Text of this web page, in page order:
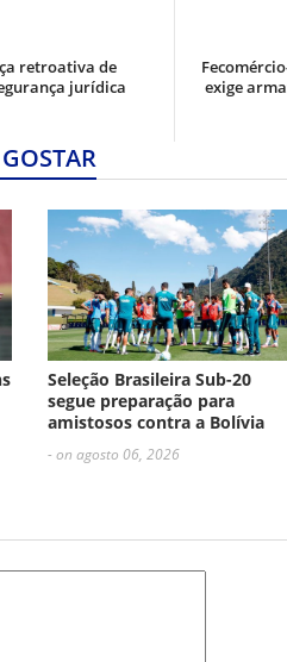
retroativa de
jurídica
exige
Seleção Brasileira Sub-20
segue preparação para
amistosos contra a Bolívia
- on agosto 06, 2026